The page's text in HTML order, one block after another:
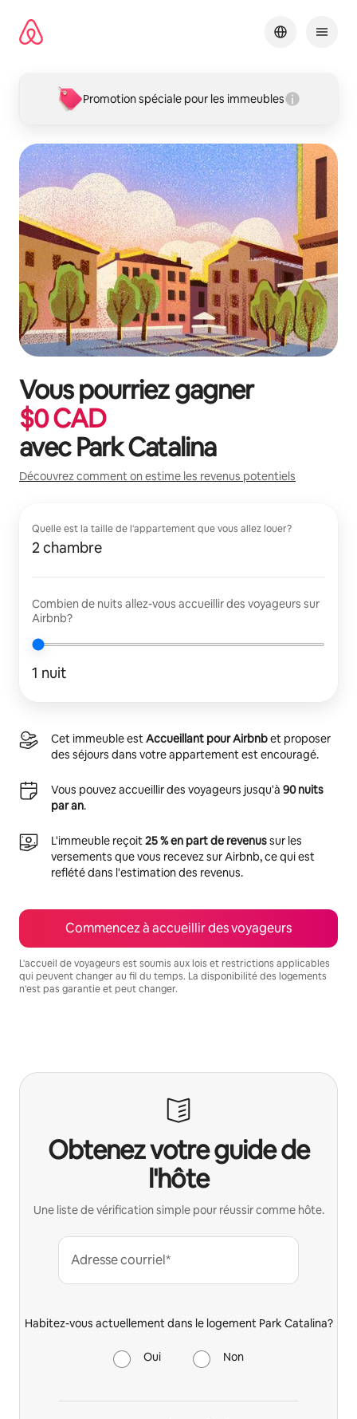
directement
Promotion spéciale pour les immeubles
Vous pourriez gagner
$0CAD
avecPark Catalina
Découvrez comment on estime les revenus potentiels
Quelle est la taille de l'appartement que vous allez louer?
2 chambre
Combien de nuits allez-vous accueillir des voyageurs sur
Airbnb?
1 nuit
Cet immeuble estAccueillant pour Airbnbet proposer
des séjours dans votre appartement est encouragé.
Vous pouvez accueillir des voyageurs jusqu'à 90 nuits
par an.
L'immeuble reçoit25 % en part de revenussur les
versements que vous recevez sur Airbnb, ce qui est
reflété dans l'estimation des revenus.
Commencez à accueillir des voyageurs
L'accueil de voyageurs est soumis aux lois et restrictions applicables
qui peuvent changer au fil du temps. La disponibilité des logements
n'est pas garantie et peut changer.
Obtenez votre guide de
l'hôte
Une liste de vérification simple pour réussir comme hôte.
Adresse courriel*
Habitez-vous actuellement dans le logement Park Catalina?
Oui Non